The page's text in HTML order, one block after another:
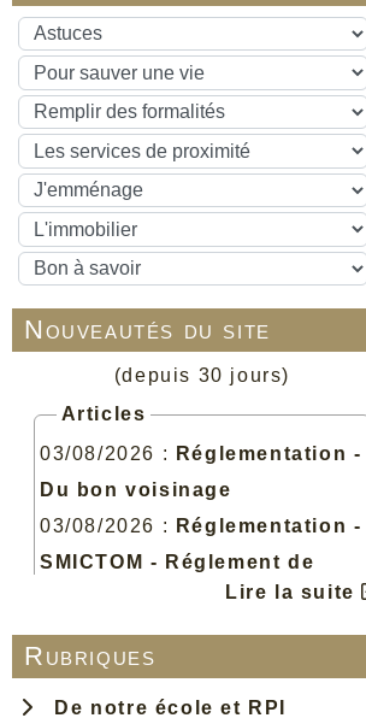
Nouveautés du site
(depuis 30 jours)
Articles
03/08/2026 :
Réglementation -
Du bon voisinage
03/08/2026 :
Réglementation -
SMICTOM - Réglement de
collecte des déchets
03/08/2026 :Réglementation -
HLPP - Le règlement de
voirie
Lire la suite
Rubriques
De notre école et RPI